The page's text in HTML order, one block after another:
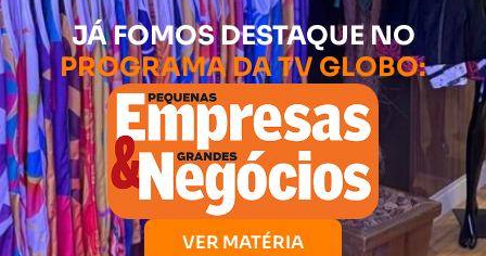
JÁ FOMOS DESTAQUE NO
PROGRAMA DA TV GLOBO:
VER MATÉRIA